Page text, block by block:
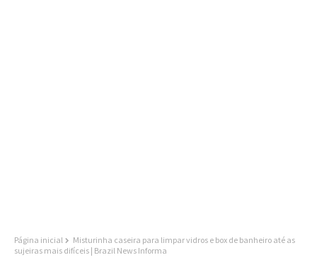
Página inicial
Misturinha caseira para limpar vidros e box de banheiro até as
sujeiras mais difíceis | Brazil News Informa